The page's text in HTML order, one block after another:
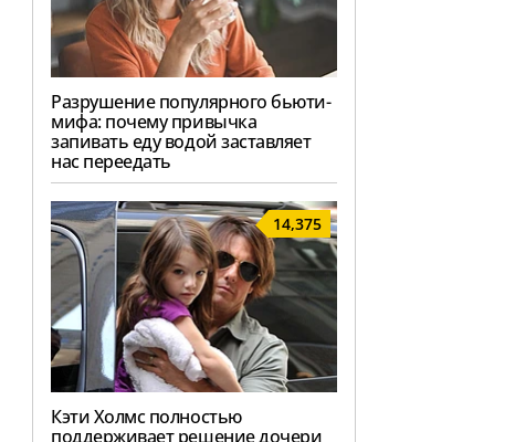
Разрушение популярного бьюти-
мифа: почему привычка
запивать еду водой заставляет
нас переедать
14,375
Кэти Холмс полностью
поддерживает решение дочери